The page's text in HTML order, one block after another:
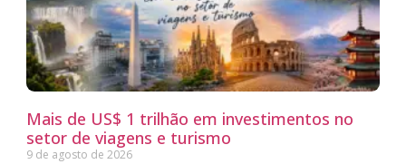
Mais de US$ 1 trilhão em investimentos no
setor de viagens e turismo
9 de agosto de 2026